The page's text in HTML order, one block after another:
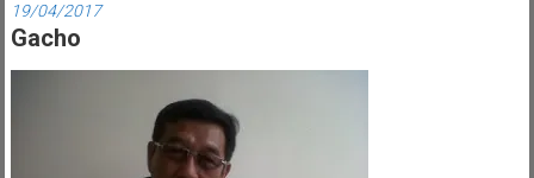
19/04/2017
Gacho